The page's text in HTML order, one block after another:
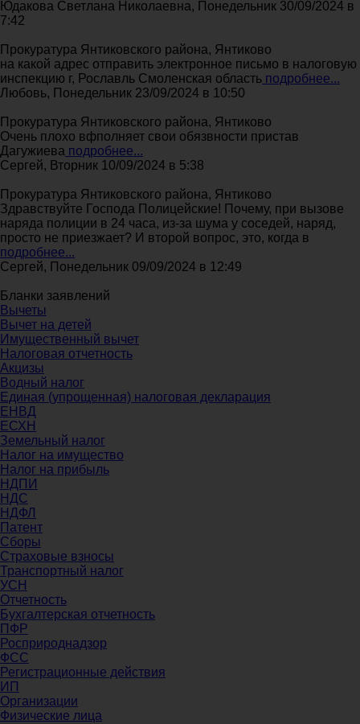
Юдакова Светлана Николаевна, Понедельник 30/09/2024 в
7:42
Прокуратура Янтиковского района, Янтиково
на какой адрес отправить электронное письмо в налоговую
инспекцию г, Рославль Смоленская область подробнее...
Любовь, Понедельник 23/09/2024 в 10:50
Прокуратура Янтиковского района, Янтиково
Очень плохо вфполняет свои обязвности пристав
Дагужиева подробнее...
Сергей, Вторник 10/09/2024 в 5:38
Прокуратура Янтиковского района, Янтиково
Здравствуйте Господа Полицейские! Почему, при вызове
наряда полиции в 24 часа, из-за шума у соседей, наряд,
просто не приезжает? И второй вопрос, это, когда в
подробнее...
Сергей, Понедельник 09/09/2024 в 12:49
Бланки заявлений
Вычеты
Вычет на детей
Имущественный вычет
Налоговая отчетность
Акцизы
Водный налог
Единая (упрощенная) налоговая декларация
ЕНВД
ЕСХН
Земельный налог
Налог на имущество
Налог на прибыль
НДПИ
НДС
НДФЛ
Патент
Сборы
Страховые взносы
Транспортный налог
УСН
Отчетность
Бухгалтерская отчетность
ПФР
Росприроднадзор
ФСС
Регистрационные действия
ИП
Организации
Физические лица